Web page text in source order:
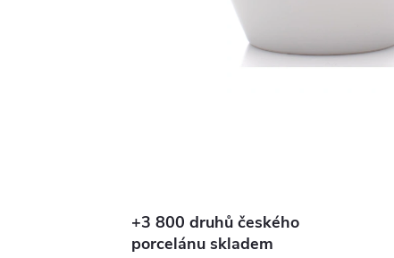
+3 800 druhů českého
porcelánu skladem